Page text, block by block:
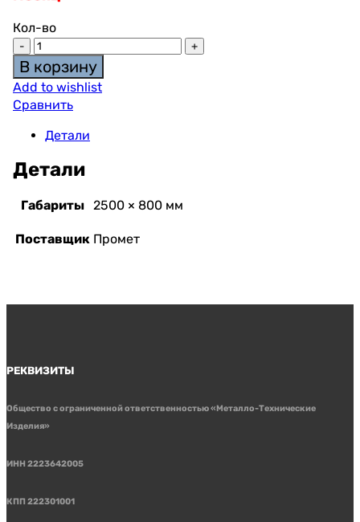
Кол-во
В корзину
Add to wishlist
Сравнить
Детали
Детали
Габариты 2500 × 800 мм
Поставщик Промет
РЕКВИЗИТЫ
Общество с ограниченной ответственностью «Металло-Технические
Изделия»
ИНН 2223642005
КПП 222301001